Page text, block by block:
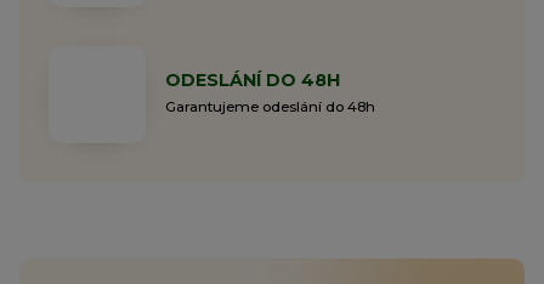
ODESLÁNÍ DO 48H
Garantujeme odeslání do 48h